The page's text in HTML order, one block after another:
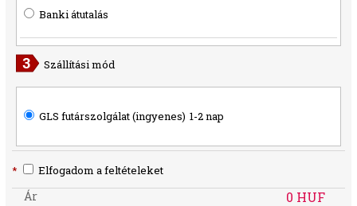
Banki átutalás
Szállítási mód
GLS futárszolgálat (ingyenes) 1-2 nap
* Elfogadom a feltételeket
Ár 0 HUF